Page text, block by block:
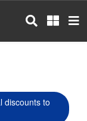
discounts to